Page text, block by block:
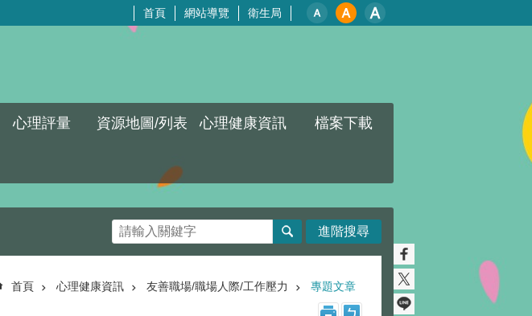
首頁 網站導覽 衛生局
心理評量 資源地圖/列表 心理健康資訊 檔案下載
進階搜尋
首頁 心理健康資訊 友善職場/職場人際/工作壓力 專題文章